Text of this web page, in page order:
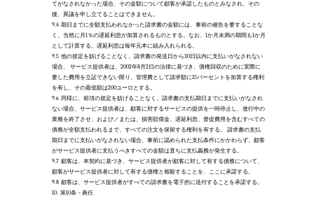
てがなされなかった場合、その金額について顧客が承諾したものとみなされ、その
後、異議を申し立てることはできません。
9.4 期日までに全額支払われなかった請求書の金額には、事前の催告を要することな
く、当然に月1％の遅延利息が加算されるものとする。なお、1か月未満の期間も1か月
として計算する。遅延利息は毎年元本に組み入れられる。
9.5 他の規定を妨げることなく、請求書の発送日から30日以内に支払いがなされない
場合、 サービス提供者は、2002年8月2日の法律に基づき、債権回収のために実際に
要した費用を立証できない限り、管理費として請求額に15パーセントを加算する権利
を有し、その最低額は200ユーロとする。
9.6 同様に、前項の規定を妨げることなく、請求書の支払期日までに支払いがなされ
ない場合、サービス提供者は、顧客に対するサービスの提供を一時停止し、進行中の
業務を終了させ、および／または、損害賠償金、遅延利息、督促費用を含むすべての
債務が全額支払われるまで、すべての注文を保留する権利を有する。 請求書の支払
期日までに支払いがなされない場合、事前に認められた支払条件にかかわらず、顧客
がサービス提供者に支払うべきすべての金額は直ちに支払義務が発生する。
9.7 顧客は、本契約に基づき、サービス提供者が顧客に対して有する債務について、
顧客がサービス提供者に対して有する債権と相殺することを、ここに承諾する。
9.8 顧客は、サービス提供者がすべての請求書を電子的に送付することを承諾する。
10. 第10条 – 責任